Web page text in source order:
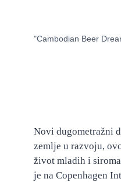
"Cambodian Beer
Novi dugometražni
zemlje u razvoju,
život mladih i
je na Copenhagen